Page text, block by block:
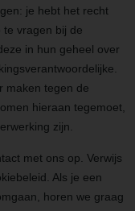
je hebt het recht
te vragen bij de
in hun geheel over
maken tegen de
hieraan tegemoet,
zijn.
met ons op. Verwijs
Als je een
horen we graag